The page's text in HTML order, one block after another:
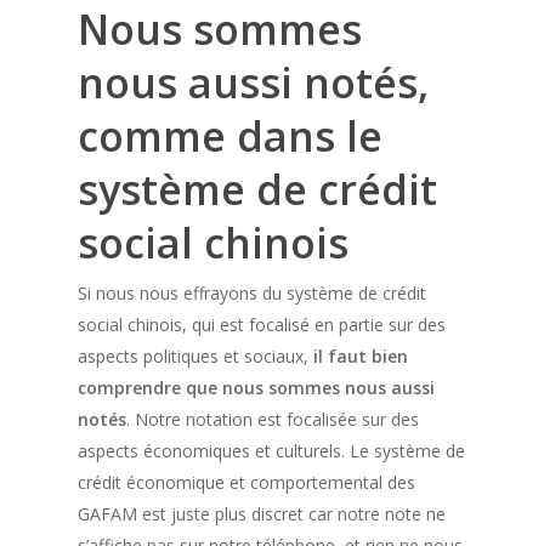
Nous sommes
nous aussi notés,
comme dans le
système de crédit
social chinois
Si nous nous effrayons du système de crédit
social chinois, qui est focalisé en partie sur des
aspects politiques et sociaux, il faut bien
comprendre que nous sommes nous aussi
notés. Notre notation est focalisée sur des
aspects économiques et culturels. Le système de
crédit économique et comportemental des
GAFAM est juste plus discret car notre note ne